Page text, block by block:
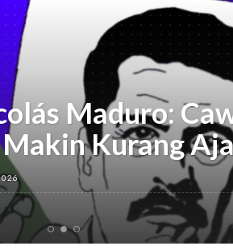
Maduro:
Makin Kurang